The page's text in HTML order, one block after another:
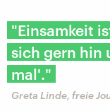
"Einsamkeit
sich gern hin
mal'."
Greta Linde, freie